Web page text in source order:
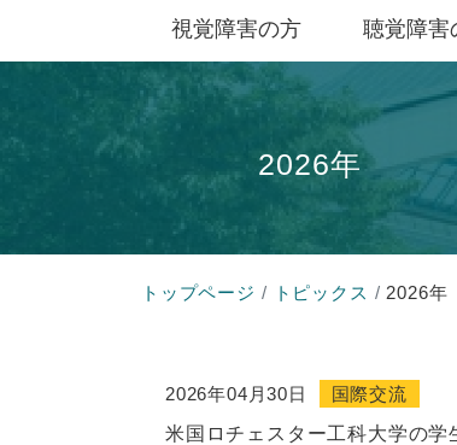
視覚障害の方 聴覚障害
2026年
トップページ トピックス 2026年
2026年04月30日
国際交流
米国ロチェスター工科大学の学